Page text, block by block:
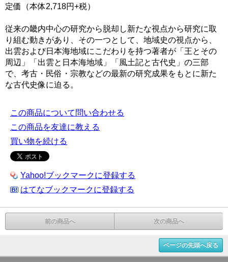
定価（本体2,718円+税）
従来の畿内中心の研究から脱却し新たな視点から研究に取
り組む動きがあり、その一つとして、地域史の視点から、
出雲および日本海地域にこだわりを持つ著者が「王とその
周辺」「出雲と日本海地域」「風土記と古代史」の三部
で、考古・民俗・宗教などの最新の研究成果をもとに新た
な古代史像に迫る。
この商品について問い合わせる
この商品を友達に教える
買い物を続ける
Yahoo!ブックマークに登録する
はてなブックマークに登録する
前の商品へ 次の商品へ
ページの先頭へ戻る